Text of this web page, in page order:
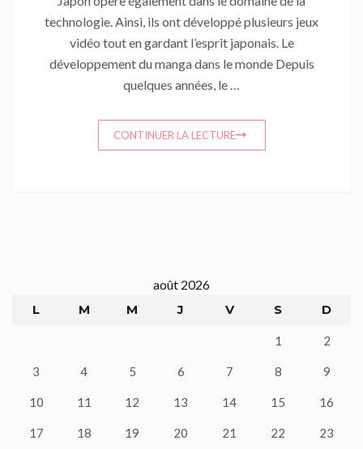
technologie. Ainsi, ils ont développé plusieurs jeux
vidéo tout en gardant l’esprit japonais. Le
développement du manga dans le monde Depuis
quelques années, le …
CONTINUER LA LECTURE
août 2026
L
M M J V S D
1 2
3 4 5 6 7 8 9
10 11 12 13 14 15 16
17 18 19 20 21 22 23